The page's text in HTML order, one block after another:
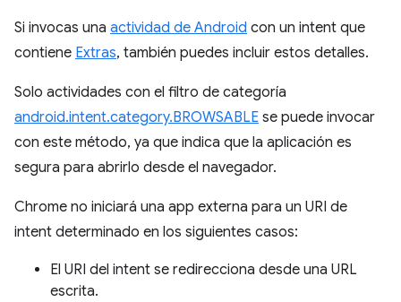
Si invocas una actividad de Android con un intent que
contiene Extras, también puedes incluir estos detalles.
Solo actividades con el filtro de categoría
android.intent.category.BROWSABLE se puede invocar
con este método, ya que indica que la aplicación es
segura para abrirlo desde el navegador.
Chrome no iniciará una app externa para un URI de
intent determinado en los siguientes casos:
El URI del intent se redirecciona desde una URL
escrita.